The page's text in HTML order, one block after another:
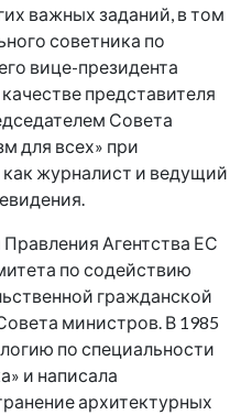
важных заданий, в том
советника по
вице-президента
представителя
Совета
для всех» при
журналист и ведущий
Агентства ЕС
по содействию
гражданской
министров. В 1985
по специальности
и написала
архитектурных